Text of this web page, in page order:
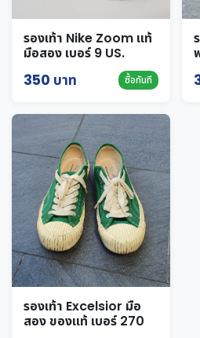
รองเท้า Nike Zoom แท้
มือสอง เบอร์ 9 US.
350 บาท ซื้อทันที
รองเท้า Excelsior มือ
สอง ของแท้ เบอร์ 270